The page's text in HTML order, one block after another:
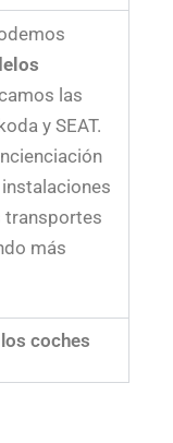
las
y SEAT.
transportes
más
coches